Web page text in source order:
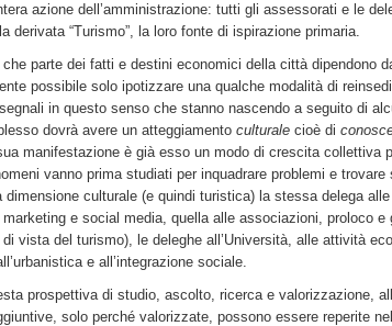
azione dell’amministrazione: tutti gli assessorati e le
derivata “Turismo”, la loro fonte di ispirazione primaria.
parte dei fatti e destini economici della città dipendono
possibile solo ipotizzare una qualche modalità di
in questo senso che stanno nascendo a seguito di
dovrà avere un atteggiamento culturale cioè di
manifestazione è già esso un modo di crescita collettiva
vanno prima studiati per inquadrare problemi e
dimensione culturale (e quindi turistica) la stessa delega
e social media, quella alle associazioni, proloco e
vista del turismo), le deleghe all’Università, alle attività
e all’integrazione sociale.
prospettiva di studio, ascolto, ricerca e valorizzazione,
solo perché valorizzate, possono essere reperite